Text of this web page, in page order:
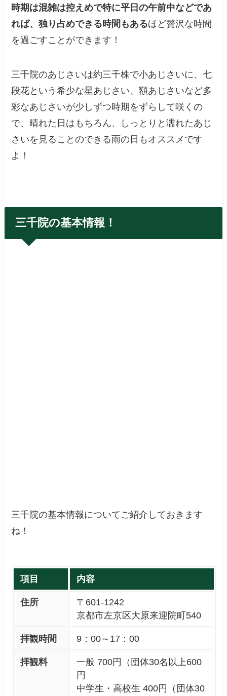
時期は混雑は控えめで特に平日の午前中などであ
れば、独り占めできる時間もあるほど贅沢な時間
を過ごすことができます！
三千院のあじさいは約三千株で小あじさいに、七
段花という希少な星あじさい、額あじさいなど多
彩なあじさいが少しずつ時期をずらして咲くの
で、晴れた日はもちろん、しっとりと濡れたあじ
さいを見ることのできる雨の日もオススメです
よ！
三千院の基本情報！
三千院の基本情報についてご紹介しておきます
ね！
項目 内容
住所
〒601-1242
京都市左京区大原来迎院町540
拝観時間 9：00～17：00
拝観料
一般 700円（団体30名以上600
円
中学生・高校生 400円（団体30